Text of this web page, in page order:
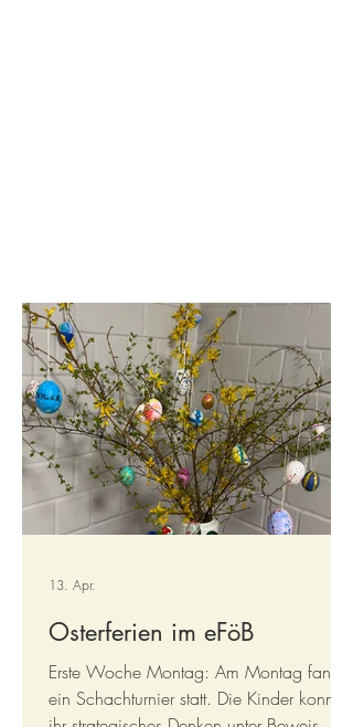
Osterferien im eFöB
Erste Woche Montag: Am Montag fand
ein Schachturnier statt. Die Kinder konnten
13. Apr.